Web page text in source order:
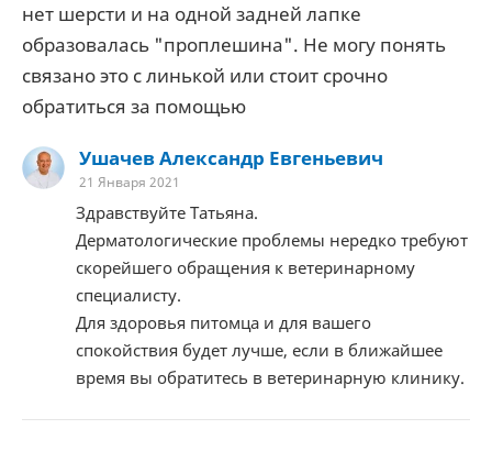
нет шерсти и на одной задней лапке
образовалась "проплешина". Не могу понять
связано это с линькой или стоит срочно
обратиться за помощью
Ушачев Александр Евгеньевич
21 Января 2021
Здравствуйте Татьяна.
Дерматологические проблемы нередко требуют
скорейшего обращения к ветеринарному
специалисту.
Для здоровья питомца и для вашего
спокойствия будет лучше, если в ближайшее
время вы обратитесь в ветеринарную клинику.